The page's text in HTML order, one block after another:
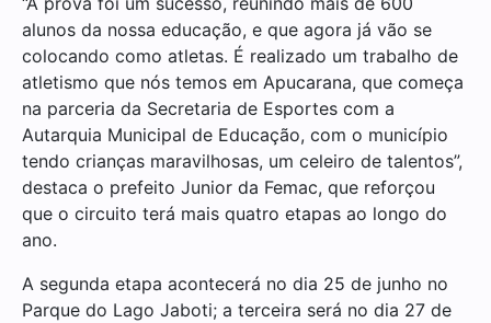
alunos da nossa educação, e que agora já vão se
colocando como atletas. É realizado um trabalho de
atletismo que nós temos em Apucarana, que começa
na parceria da Secretaria de Esportes com a
Autarquia Municipal de Educação, com o município
tendo crianças maravilhosas, um celeiro de talentos”,
destaca o prefeito Junior da Femac, que reforçou
que o circuito terá mais quatro etapas ao longo do
ano.
A segunda etapa acontecerá no dia 25 de junho no
Parque do Lago Jaboti; a terceira será no dia 27 de